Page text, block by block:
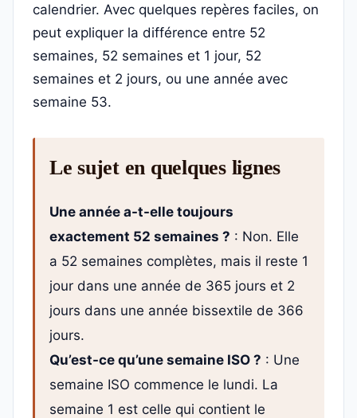
calendrier. Avec quelques repères faciles, on
peut expliquer la différence entre 52
semaines, 52 semaines et 1 jour, 52
semaines et 2 jours, ou une année avec
semaine 53.
Le sujet en quelques lignes
Une année a-t-elle toujours
exactement 52 semaines ? : Non. Elle
a 52 semaines complètes, mais il reste 1
jour dans une année de 365 jours et 2
jours dans une année bissextile de 366
jours.
Qu’est-ce qu’une semaine ISO ? : Une
semaine ISO commence le lundi. La
semaine 1 est celle qui contient le